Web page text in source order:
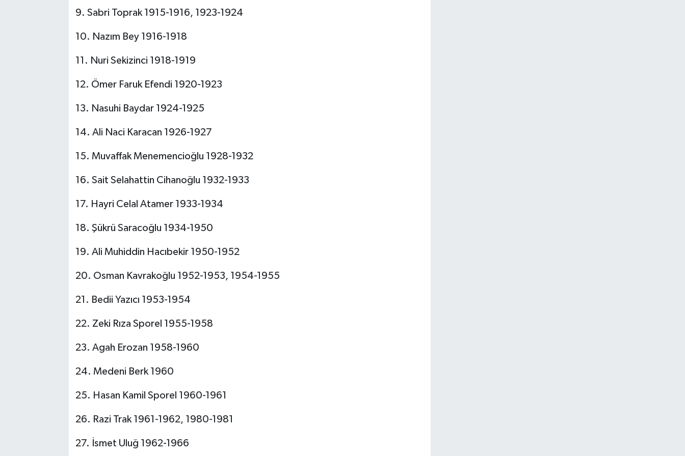
9. Sabri Toprak 1915-1916, 1923-1924
10. Nazım Bey 1916-1918
11. Nuri Sekizinci 1918-1919
12. Ömer Faruk Efendi 1920-1923
13. Nasuhi Baydar 1924-1925
14. Ali Naci Karacan 1926-1927
15. Muvaffak Menemencioğlu 1928-1932
16. Sait Selahattin Cihanoğlu 1932-1933
17. Hayri Celal Atamer 1933-1934
18. Şükrü Saracoğlu 1934-1950
19. Ali Muhiddin Hacıbekir 1950-1952
20. Osman Kavrakoğlu 1952-1953, 1954-1955
21. Bedii Yazıcı 1953-1954
22. Zeki Rıza Sporel 1955-1958
23. Agah Erozan 1958-1960
24. Medeni Berk 1960
25. Hasan Kamil Sporel 1960-1961
26. Razi Trak 1961-1962, 1980-1981
27. İsmet Uluğ 1962-1966